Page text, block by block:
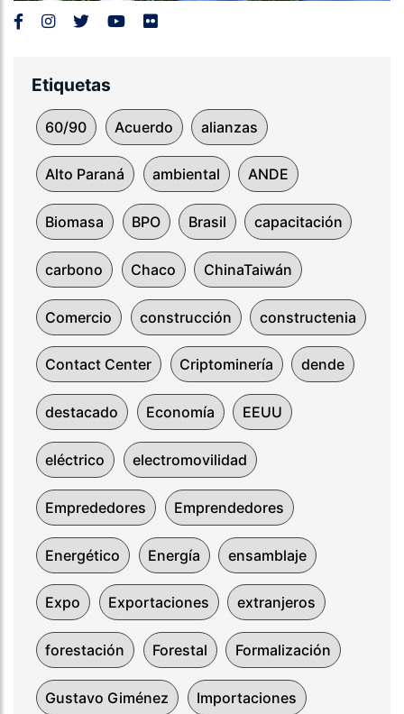
Etiquetas
60/90 Acuerdo alianzas
Alto Paraná ambiental ANDE
Biomasa BPO Brasil capacitación
carbono Chaco ChinaTaiwán
Comercio construcción constructenia
Contact Center Criptominería dende
destacado Economía EEUU
eléctrico electromovilidad
Emprededores Emprendedores
Energético Energía ensamblaje
Expo Exportaciones extranjeros
forestación Forestal Formalización
Gustavo Giménez Importaciones